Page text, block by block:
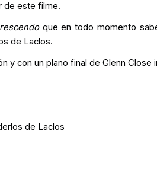
de este filme.
que en todo momento
de Laclos.
y con un plano final de Glenn Close
de Laclos